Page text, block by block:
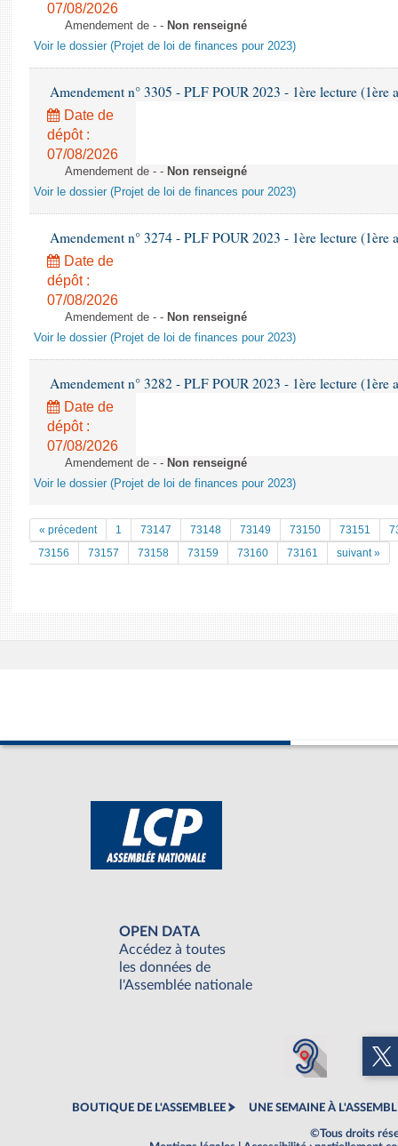
07/08/2026
Amendement de - - Non renseigné
Voir le dossier (Projet de loi de finances pour 2023)
Amendement n° 3305 - PLF POUR 2023 - 1ère lecture (1ère
Date de
dépôt :
07/08/2026
Amendement de - - Non renseigné
Voir le dossier (Projet de loi de finances pour 2023)
Amendement n° 3274 - PLF POUR 2023 - 1ère lecture (1ère
Date de
dépôt :
07/08/2026
Amendement de - - Non renseigné
Voir le dossier (Projet de loi de finances pour 2023)
Amendement n° 3282 - PLF POUR 2023 - 1ère lecture (1ère
Date de
dépôt :
07/08/2026
Amendement de - - Non renseigné
Voir le dossier (Projet de loi de finances pour 2023)
« précedent 1 73147 73148 73149 73150 73151
73156
73157 73158 73159 73160 73161 suivant »
OPEN DATA
Accédez à toutes
les données de
l'Assemblée nationale
BOUTIQUE DE L'ASSEMBLEE UNE SEMAINE À
©Tous droits